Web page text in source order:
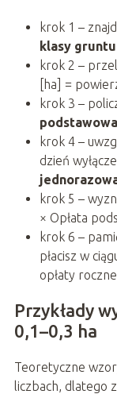
krok 1 –
klasy gruntu
krok 2 –
[ha] =
krok 3 –
podstawowa
krok 4 –
dzień
krok 5 –
× Opłata
krok 6 –
płacisz w
opłaty
Przykłady
0,1–0,3 ha
Teoretyczne
liczbach, dlatego